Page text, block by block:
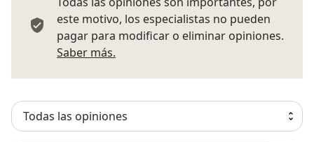
este motivo, los especialistas no pueden
pagar para modificar o eliminar opiniones.
Saber más.